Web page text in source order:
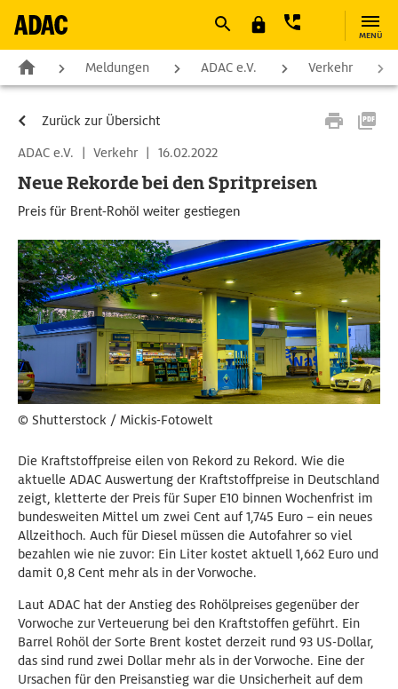
MENÜ
Meldungen ADAC e.V. Verkehr
Zurück zur Übersicht
ADAC e.V.
| Verkehr | 16.02.2022
Neue Rekorde bei den Spritpreisen
Preis für Brent-Rohöl weiter gestiegen
© Shutterstock / Mickis-Fotowelt
Die Kraftstoffpreise eilen von Rekord zu Rekord. Wie die
aktuelle ADAC Auswertung der Kraftstoffpreise in Deutschland
zeigt, kletterte der Preis für Super E10 binnen Wochenfrist im
bundesweiten Mittel um zwei Cent auf 1,745 Euro – ein neues
Allzeithoch. Auch für Diesel müssen die Autofahrer so viel
bezahlen wie nie zuvor: Ein Liter kostet aktuell 1,662 Euro und
damit 0,8 Cent mehr als in der Vorwoche.
Laut ADAC hat der Anstieg des Rohölpreises gegenüber der
Vorwoche zur Verteuerung bei den Kraftstoffen geführt. Ein
Barrel Rohöl der Sorte Brent kostet derzeit rund 93 US-Dollar,
das sind rund zwei Dollar mehr als in der Vorwoche. Eine der
Ursachen für den Preisanstieg war die Unsicherheit auf dem